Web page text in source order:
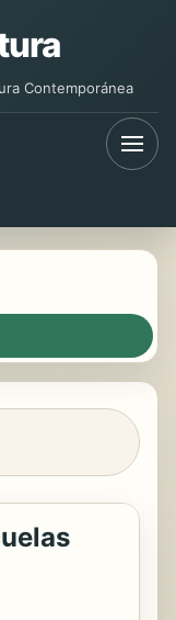
Contemporánea